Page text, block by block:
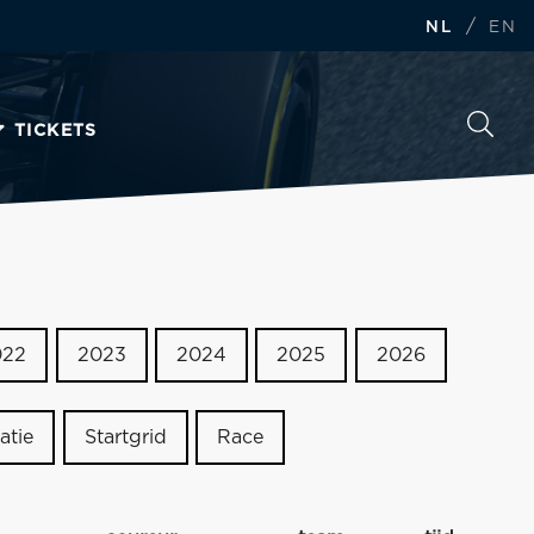
NL / EN
TICKETS
2023 2024 2025 2026
Startgrid Race